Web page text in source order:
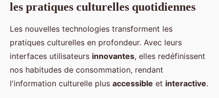
les pratiques culturelles quotidiennes
Les nouvelles technologies transforment les
pratiques culturelles en profondeur. Avec leurs
interfaces utilisateurs innovantes, elles redéfinissent
nos habitudes de consommation, rendant
l'information culturelle plus accessible et interactive.